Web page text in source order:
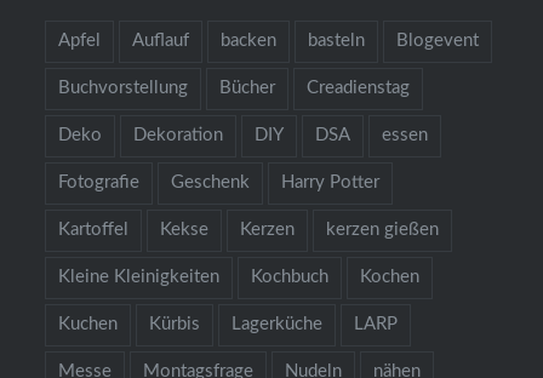
Apfel Auflauf backen basteln Blogevent
Buchvorstellung Bücher Creadienstag
Deko Dekoration DIY DSA essen
Fotografie Geschenk Harry Potter
Kartoffel Kekse Kerzen kerzen gießen
Kleine Kleinigkeiten Kochbuch Kochen
Kuchen Kürbis Lagerküche LARP
Messe Montagsfrage Nudeln nähen